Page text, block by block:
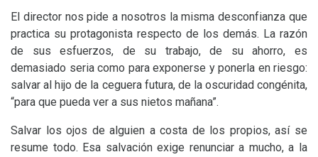
El director nos pide a nosotros la misma desconfianza que
practica su protagonista respecto de los demás. La razón
de sus esfuerzos, de su trabajo, de su ahorro, es
demasiado seria como para exponerse y ponerla en riesgo:
salvar al hijo de la ceguera futura, de la oscuridad congénita,
“para que pueda ver a sus nietos mañana”.
Salvar los ojos de alguien a costa de los propios, así se
resume todo. Esa salvación exige renunciar a mucho, a la